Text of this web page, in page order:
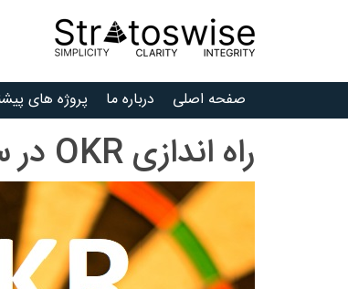
صفحه اصلی درباره ما پروژه های
راه اندازی OKR در سازمان